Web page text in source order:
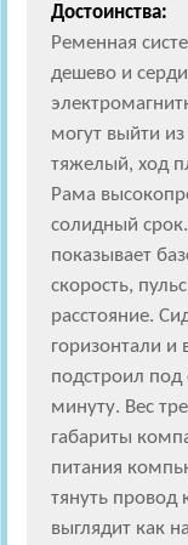
Достоинства:
Ременная
дешево и
могут выйти
тяжелый, ход
Рама
солидный
показывает
скорость,
расстояние.
горизонтали и
подстроил под
минуту. Вес
габариты
питания
тянуть провод
выглядит как